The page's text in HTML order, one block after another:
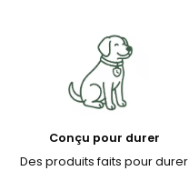
Conçu pour durer
Des produits faits pour durer